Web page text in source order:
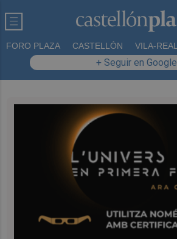
FORO PLAZA CASTELLÓN VILA-REAL
+ Seguir en Google